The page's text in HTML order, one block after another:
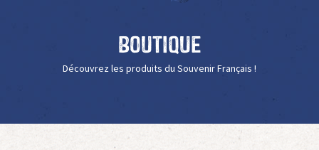
Boutique
Découvrez les produits du Souvenir Français !